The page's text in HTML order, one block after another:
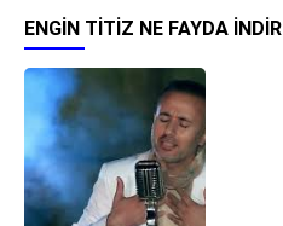
ENGIN TITIZ NE FAYDA İNDIR